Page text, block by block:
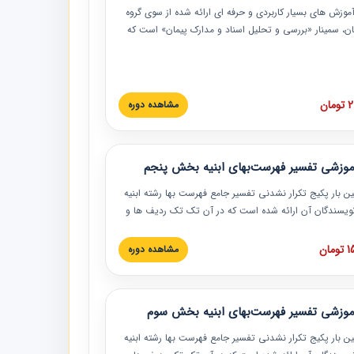
های بسیار کاربردی و حرفه‏ ای ارائه شده از سوی گروه
سمینار «بررسی و تحلیل اسناد و مدارک پیمان» است که
این خصوص ارائه شده است.
مشاهده دوره
تفسیر فهرست‌بهای ابنیه بخش پنجم
بار پکیج تکرار نشدنی تفسیر جامع فهرست بها رشته ابنیه
نویسندگان آن ارائه شده است که در آن تک تک ردیف ها و
و به همراه تصاویر عملیات اجرایی مرتبط با ردیف های
بها ارائه شده است. این دوره با کلام مهندس
مدیر پروژه مهندسی مشاور در امر بازنگری فهرست
حال فعالیت هستند حتما توصیه می کنیم از مطالب این
نمایند.
مشاهده دوره
تفسیر فهرست‌بهای ابنیه بخش سوم
بار پکیج تکرار نشدنی تفسیر جامع فهرست بها رشته ابنیه